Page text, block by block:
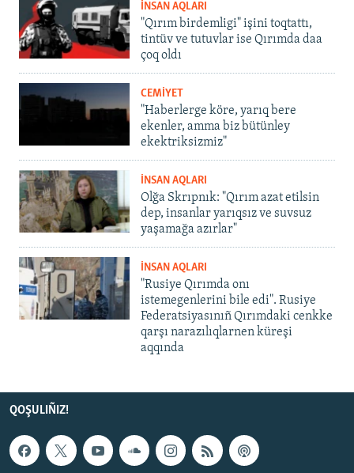
İNSAN AQLARI
"Qırım birdemligi" işini toqtattı,
tintüv ve tutuvlar ise Qırımda daa
çoq oldı
CEMİYET
"Haberlerge köre, yarıq bere
ekenler, amma biz bütünley
ekektriksizmiz"
İNSAN AQLARI
Olğa Skrıpnık: "Qırım azat etilsin
dep, insanlar yarıqsız ve suvsuz
yaşamağa azırlar"
İNSAN AQLARI
"Rusiye Qırımda onı
istemegenlerini bile edi". Rusiye
Federatsiyasınıñ Qırımdaki cenkke
qarşı narazılıqlarnen küreşi
aqqında
QOŞULIÑIZ!